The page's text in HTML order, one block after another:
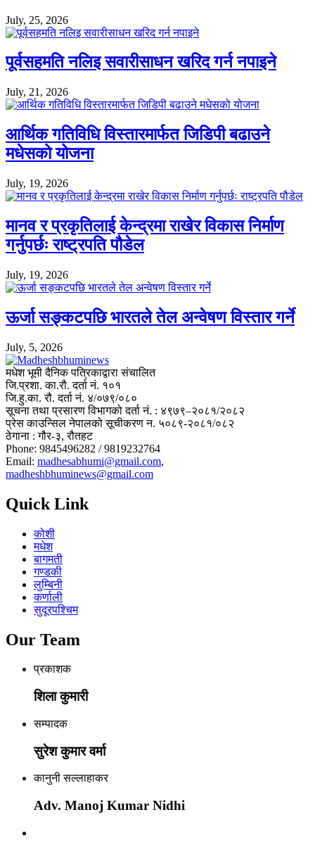
July, 25, 2026
पूर्वसहमति नलिइ सवारीसाधन खरिद गर्न नपाइने
July, 21, 2026
आर्थिक गतिविधि विस्तारमार्फत जिडिपी बढाउने
मधेसको योजना
July, 19, 2026
मानव र प्रकृतिलाई केन्द्रमा राखेर विकास निर्माण
गर्नुपर्छः राष्ट्रपति पौडेल
July, 19, 2026
ऊर्जा सङ्कटपछि भारतले तेल अन्वेषण विस्तार गर्ने
July, 5, 2026
मधेश भूमी दैनिक पत्रिकाद्वारा संचालित
जि.प्रशा. का.रौ. दर्ता नं. १०१
जि.हु.का. रौ. दर्ता नं. ४/०७९/०८०
सूचना तथा प्रसारण विभागको दर्ता नं. : ४९७९–२०८१/२०८२
प्रेस काउन्सिल नेपालको सूचीकरण न. ५०८९-२०८१/०८२
ठेगाना : गौर-३, रौतहट
Phone: 9845496282 / 9819232764
Email: madhesabhumi@gmail.com,
madheshbhuminews@gmail.com
Quick Link
कोशी
मधेश
बागमती
गण्डकी
लुम्बिनी
कर्णाली
सुदूरपश्चिम
Our Team
प्रकाशक
शिला कुमारी
सम्पादक
सुरेश कुमार वर्मा
कानुनी सल्लाहाकर
Adv. Manoj Kumar Nidhi